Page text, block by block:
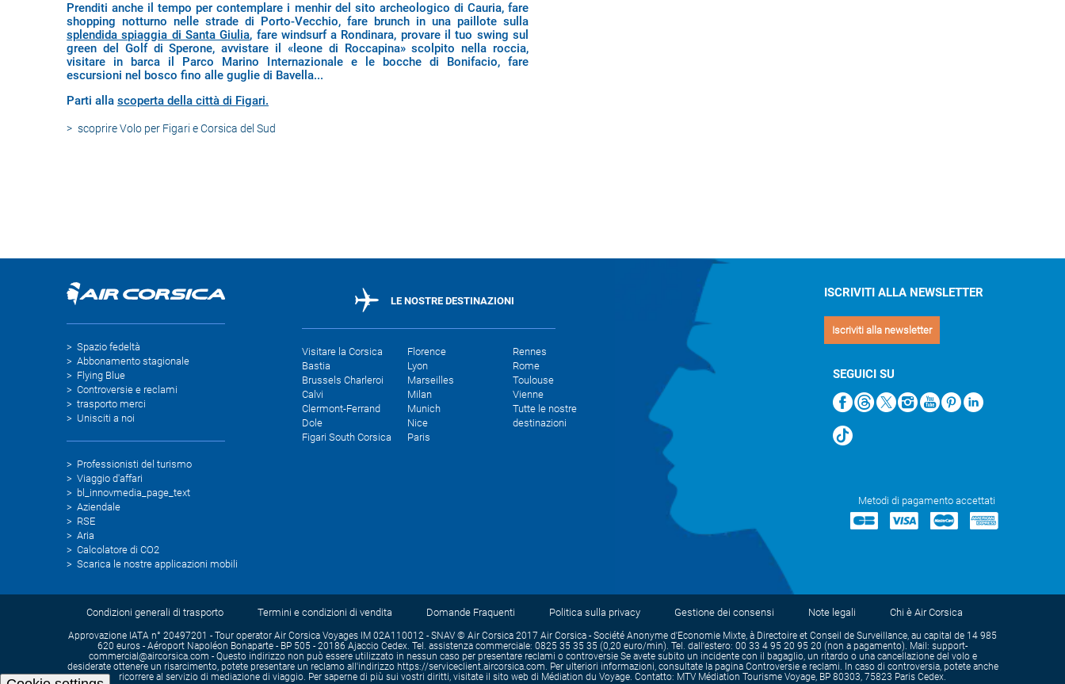
Prenditi anche il tempo per contemplare i menhir del sito archeologico di Cauria, fare
shopping notturno nelle strade di Porto-Vecchio, fare brunch in una paillote sulla
splendida spiaggia di Santa Giulia, fare windsurf a Rondinara, provare il tuo swing sul
green del Golf di Sperone, avvistare il «leone di Roccapina» scolpito nella roccia,
visitare in barca il Parco Marino Internazionale e le bocche di Bonifacio, fare
escursioni nel bosco fino alle guglie di Bavella...
Parti alla scoperta della città di Figari.
scoprireVolo per Figari e Corsica del Sud
Spazio fedeltà
Abbonamento stagionale
Flying Blue
Controversie e reclami
trasporto merci
Unisciti a noi
Professionisti del turismo
Viaggio d'affari
bl_innovmedia_page_text
Aziendale
RSE
Aria
Calcolatore di CO2
Scarica le nostre applicazioni mobili
LE NOSTRE DESTINAZIONI
Visitare la Corsica
Bastia
Brussels Charleroi
Calvi
Clermont-Ferrand
Dole
Figari South Corsica
Florence
Lyon
Marseilles
Milan
Munich
Nice
Paris
Rennes
Rome
Toulouse
Vienne
Tutte le nostre
destinazioni
ISCRIVITI ALLA NEWSLETTER
Iscriviti alla newsletter
SEGUICI SU
Metodi di pagamento accettati
Condizioni generali di trasporto Termini e condizioni di vendita Domande Fraquenti Politica sulla privacy Gestione dei consensi Note legali Chi è Air Corsica
Approvazione IATA n° 20497201 - Tour operator Air Corsica Voyages IM 02A110012 - SNAV © Air Corsica 2017 Air Corsica - Société Anonyme d'Economie Mixte, à Directoire et Conseil de Surveillance, au capital de 14 985
620 euros - Aéroport Napoléon Bonaparte - BP 505 - 20186 Ajaccio Cedex. Tel. assistenza commerciale: 0825 35 35 35 (0,20 euro/min). Tel. dall'estero: 00 33 4 95 20 95 20 (non a pagamento). Mail: support-
commercial@aircorsica.com - Questo indirizzo non può essere utilizzato in nessun caso per presentare reclami o controversie Se avete subito un incidente con il bagaglio, un ritardo o una cancellazione del volo e
desiderate ottenere un risarcimento, potete presentare un reclamo all'indirizzo https://serviceclient.aircorsica.com. Per ulteriori informazioni, consultate la pagina Controversie e reclami. In caso di controversia, potete anche
ricorrere al servizio di mediazione di viaggio. Per saperne di più sui vostri diritti, visitate il sito web di Médiation du Voyage. Contatto: MTV Médiation Tourisme Voyage, BP 80303, 75823 Paris Cedex.